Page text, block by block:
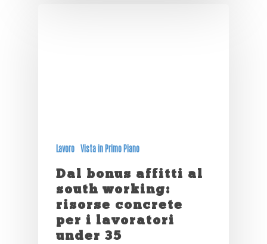
Lavoro Vista in Primo Piano
Dal bonus affitti al
south working:
risorse concrete
per i lavoratori
under 35